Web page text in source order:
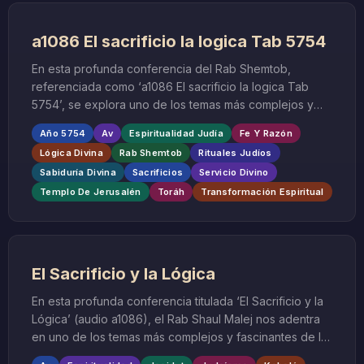
a1086 El sacrificio la logica Tab 5754
En esta profunda conferencia del Rab Shemtob,
referenciada como ‘a1086 El sacrificio la logica Tab
5754’, se explora uno de los temas más complejos y
fundamentales de la tradición judía: la naturaleza del
sacrificio y su comprensión lógica dentro del servicio
divino. Esta enseñanza, impartida en el año hebreo
5754, aborda las aparentes contradicciones entre la
razón humana y los mandamientos divinos,
Año 5754 Av Espiritualidad Judía
Fe Y Razón
Lógica Divina
Rab Shemtob
Rituales Judíos
Sabiduría Divina
Sacrificios
Servicio Divino
Templo De Jerusalén
Toráh Transformación Espiritual
El Sacrificio y la Lógica
En esta profunda conferencia titulada ‘El Sacrificio y la
Lógica’ (audio a1086), el Rab Shaul Malej nos adentra
en uno de los temas más complejos y fascinantes de la
Torá: el sistema de sacrificios del Templo de Jerusalén